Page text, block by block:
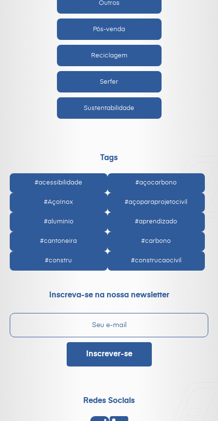
Outros
Pós-venda
Reciclagem
Serfer
Sustentabilidade
Tags
#acessibilidade #açocarbono
#AçoInox #açoparaprojetocivil
#aluminio #aprendizado
#cantoneira #carbono
#constru #construcaocivil
Inscreva-se na nossa newsletter
Redes Sociais